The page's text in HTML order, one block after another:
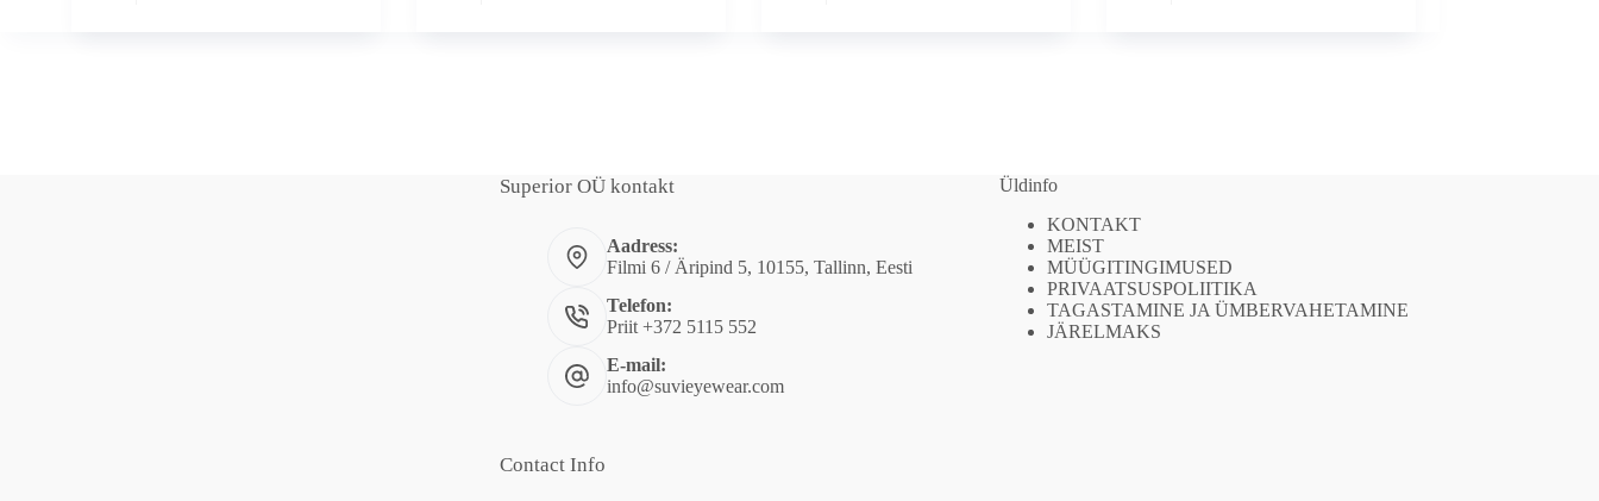
Superior OÜ kontakt
Aadress:
Filmi 6 / Äripind 5, 10155, Tallinn, Eesti
Telefon:
Priit +372 5115 552
E-mail:
info@suvieyewear.com
Contact Info
Üldinfo
KONTAKT
MEIST
MÜÜGITINGIMUSED
PRIVAATSUSPOLIITIKA
TAGASTAMINE JA ÜMBERVAHETAMINE
JÄRELMAKS